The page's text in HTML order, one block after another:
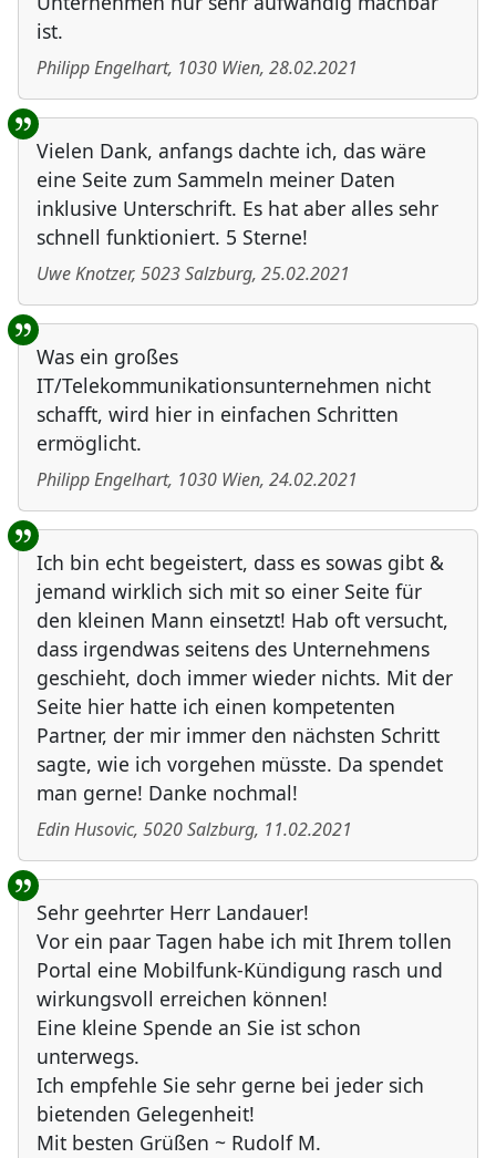
ist.
Philipp Engelhart, 1030 Wien, 28.02.2021
Vielen Dank, anfangs dachte ich, das wäre
eine Seite zum Sammeln meiner Daten
inklusive Unterschrift. Es hat aber alles sehr
schnell funktioniert. 5 Sterne!
Uwe Knotzer, 5023Salzburg, 25.02.2021
Was ein großes
IT/Telekommunikationsunternehmen nicht
schafft, wird hier in einfachen Schritten
ermöglicht.
Philipp Engelhart, 1030 Wien, 24.02.2021
Ich bin echt begeistert, dass es sowas gibt &
jemand wirklich sich mit so einer Seite für
den kleinen Mann einsetzt! Hab oft versucht,
dass irgendwas seitens des Unternehmens
geschieht, doch immer wieder nichts. Mit der
Seite hier hatte ich einen kompetenten
Partner, der mir immer den nächsten Schritt
sagte, wie ich vorgehen müsste. Da spendet
man gerne! Danke nochmal!
Edin Husovic, 5020Salzburg, 11.02.2021
Sehr geehrter Herr Landauer!
Vor ein paar Tagen habe ich mit Ihrem tollen
Portal eine Mobilfunk-Kündigung rasch und
wirkungsvoll erreichen können!
Eine kleine Spende an Sie ist schon
unterwegs.
Ich empfehle Sie sehr gerne bei jeder sich
bietenden Gelegenheit!
Mit besten Grüßen ~ Rudolf M.